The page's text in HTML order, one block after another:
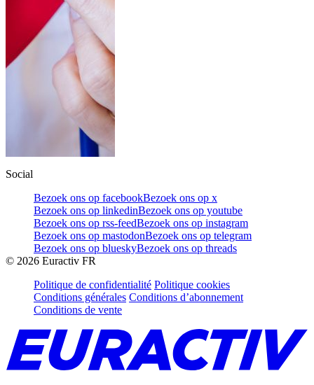
Social
Bezoek ons op facebookBezoek ons op x
Bezoek ons op linkedinBezoek ons op youtube
Bezoek ons op rss-feedBezoek ons op instagram
Bezoek ons op mastodonBezoek ons op telegram
Bezoek ons op blueskyBezoek ons op threads
© 2026 Euractiv FR
Politique de confidentialité Politique cookies
Conditions générales Conditions d’abonnement
Conditions de vente